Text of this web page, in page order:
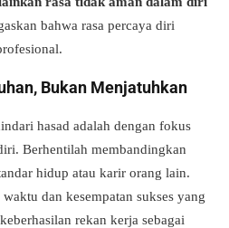
bahwa rasa percaya diri
Bukan Menjatuhkan
hasad adalah dengan fokus
Berhentilah membandingkan
hidup atau karir orang lain.
dan kesempatan sukses yang
rekan kerja sebagai